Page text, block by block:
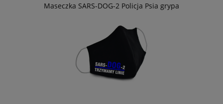
Maseczka SARS-DOG-2 Policja Psia grypa